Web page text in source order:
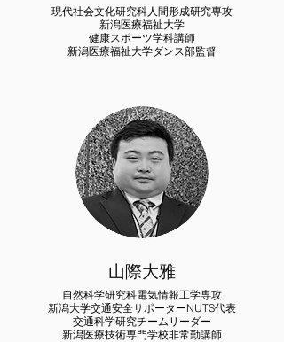
現代社会文化研究科人間形成研究専攻
​新潟医療福祉大学
健康スポーツ学科講師
​新潟医療福祉大学ダンス部監督
山際大雅
​自然科学研究科電気情報工学専攻
新潟大学交通安全サポーターNUTS代表
​交通科学研究チームリーダー
新潟医療技術専門学校非常勤講師​